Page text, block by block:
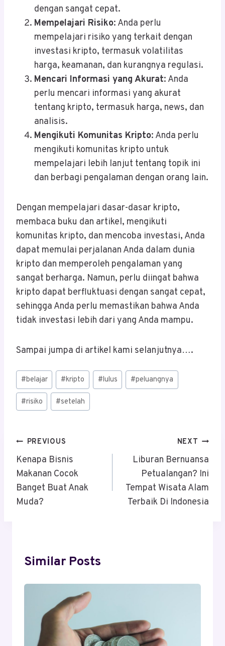
dengan sangat cepat.
Mempelajari Risiko: Anda perlu
mempelajari risiko yang terkait dengan
investasi kripto, termasuk volatilitas
harga, keamanan, dan kurangnya regulasi.
Mencari Informasi yang Akurat: Anda
perlu mencari informasi yang akurat
tentang kripto, termasuk harga, news, dan
analisis.
Mengikuti Komunitas Kripto: Anda perlu
mengikuti komunitas kripto untuk
mempelajari lebih lanjut tentang topik ini
dan berbagi pengalaman dengan orang lain.
Dengan mempelajari dasar-dasar kripto,
membaca buku dan artikel, mengikuti
komunitas kripto, dan mencoba investasi, Anda
dapat memulai perjalanan Anda dalam dunia
kripto dan memperoleh pengalaman yang
sangat berharga. Namun, perlu diingat bahwa
kripto dapat berfluktuasi dengan sangat cepat,
sehingga Anda perlu memastikan bahwa Anda
tidak investasi lebih dari yang Anda mampu.
Sampai jumpa di artikel kami selanjutnya….
Post
Tags:
#belajar #kripto #lulus #peluangnya
#risiko #setelah
Post
Navigation
PREVIOUS
Kenapa Bisnis
Makanan Cocok
Banget Buat Anak
Muda?
NEXT
Liburan Bernuansa
Petualangan? Ini
Tempat Wisata Alam
Terbaik Di Indonesia
Similar Posts